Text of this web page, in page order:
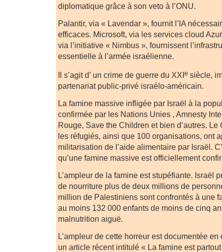
diplomatique grâce à son veto à l’ONU.
Palantir, via « Lavendar », fournit l’IA
efficaces. Microsoft, via les services cloud
via l’initiative « Nimbus », fournissent
essentielle à l’armée israélienne.
Il s’agit d’ un crime de guerre du XXIe siècle,
partenariat public-privé israélo-américain.
La famine massive infligée par Israël à la
confirmée par les Nations Unies , Amnesty
Rouge, Save the Children et bien d’autres.
les réfugiés, ainsi que 100 organisations, ont
militarisation de l’aide alimentaire par Israël.
qu’une famine massive est officiellement
L’ampleur de la famine est stupéfiante. Israël
de nourriture plus de deux millions de
million de Palestiniens sont confrontés à une
au moins 132 000 enfants de moins de cinq
malnutrition aiguë.
L’ampleur de cette horreur est documentée
un article récent intitulé « La famine est